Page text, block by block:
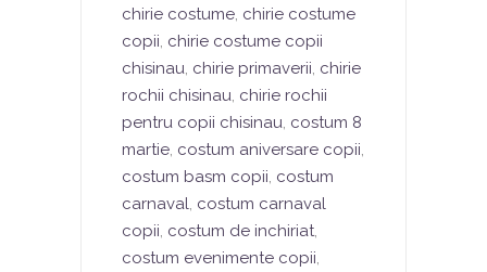
chirie costume, chirie costume
copii, chirie costume copii
chisinau, chirie primaverii, chirie
rochii chisinau, chirie rochii
pentru copii chisinau, costum 8
martie, costum aniversare copii,
costum basm copii, costum
carnaval, costum carnaval
copii, costum de inchiriat,
costum evenimente copii,